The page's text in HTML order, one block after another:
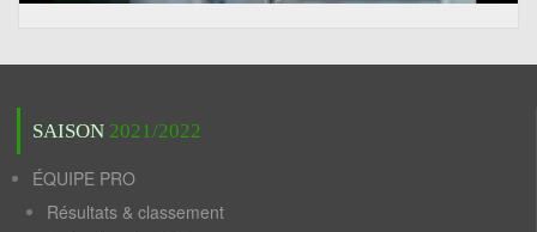
SAISON 2021/2022
ÉQUIPE PRO
Résultats & classement